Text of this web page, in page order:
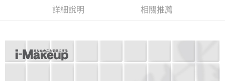
「AFTEE先享後付」，若未經同意申辦者引起之損失，本公司不負相關責
請求用戶進行身份認證。
５．嚴禁一人註冊多個帳號或使用他人資訊註冊。若發現惡意使用之情形，
恩沛科技股份有限公司將有權停止該用戶之使用額度並採取法律行動。
每筆NT$100，滿NT$790(含以上)免運費
詳細說明 相關推薦